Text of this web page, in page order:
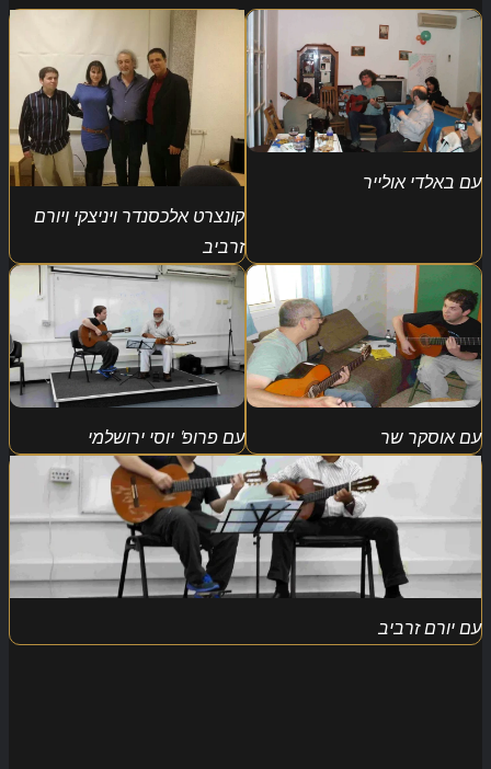
עם באלדי אולייר
קונצרט אלכסנדר ויניצקי ויורם
זרביב
עם אוסקר שר עם פרופ' יוסי ירושלמי
עם יורם זרביב